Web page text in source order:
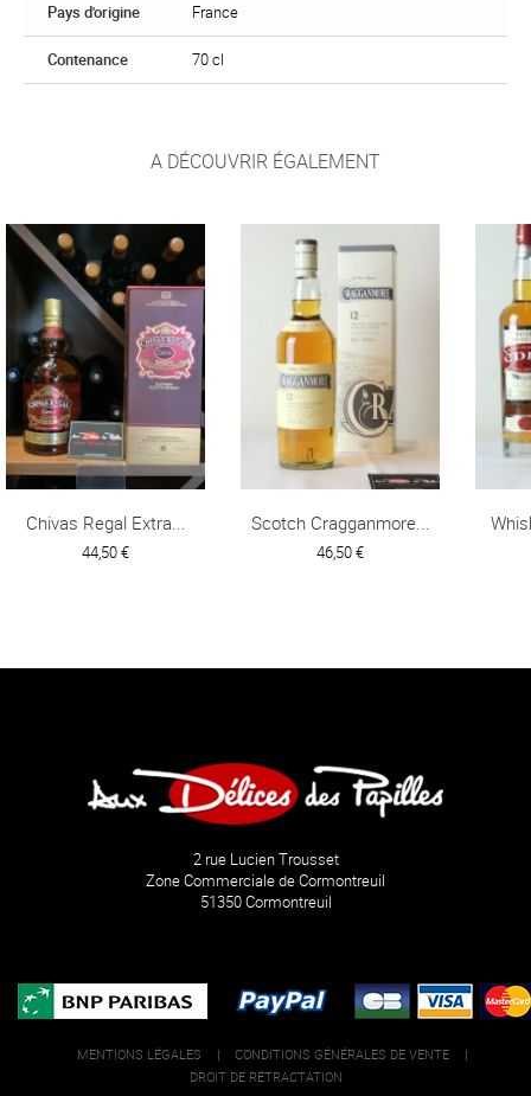
Pays d'origine France
Contenance 70 cl
A DÉCOUVRIR ÉGALEMENT
Chivas Regal Extra...
44,50 €
Scotch Cragganmore...
46,50 €
2 rue Lucien Trousset
Zone Commerciale de Cormontreuil
51350 Cormontreuil
MENTIONS LÉGALES | CONDITIONS GÉNÉRALES DE VENTE
|
DROIT DE RÉTRACTATION